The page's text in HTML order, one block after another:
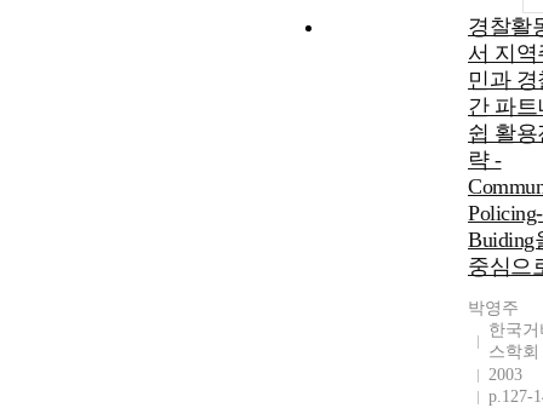
경찰활
서 지역
민과 경
간 파트
쉽 활용
략 -
Buiding
중심으
박영주
한국
스학회
2003
p.127-